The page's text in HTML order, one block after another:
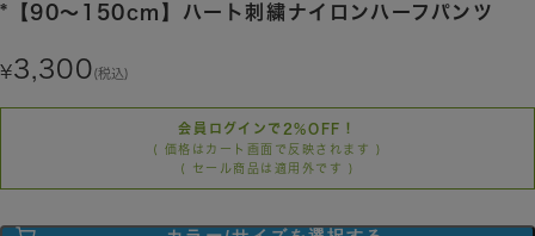
*【90～150cm】ハート刺繍ナイロンハーフパンツ
3,300(税込)
会員ログインで2%OFF！
( 価格はカート画面で反映されます )
( セール商品は適用外です )